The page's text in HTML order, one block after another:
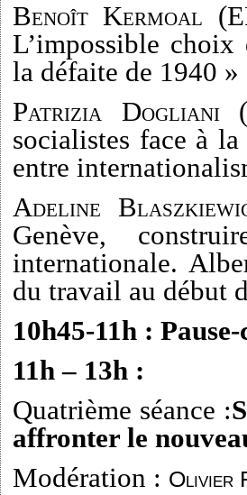
Benoît Kermoal
L’impossible
la défaite de 1940 »
Patrizia Dogliani
socialistes face à
entre
Adeline
Genève,
internationale.
du travail au début
10h45-11h : Pause-
11h – 13h :
Quatrième séance :
affronter le
Modération : Olivier